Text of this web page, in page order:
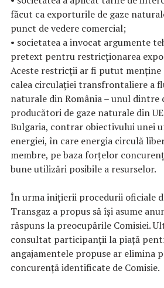
făcut ca exporturile de gaze
punct de vedere comercial;
• societatea a invocat argumente
pretext pentru restricționarea
Aceste restricții ar fi putut menține
calea circulației transfrontaliere a
naturale din România – unul dintre
producători de gaze naturale din
Bulgaria, contrar obiectivului unei
energiei, în care energia circulă
membre, pe baza forțelor
bune utilizări posibile a resurselor.
În urma inițierii procedurii oficiale
Transgaz a propus să își asume
răspuns la preocupările Comisiei.
consultat participanții la piață
angajamentele propuse ar elimina
concurență identificate de Comisie.